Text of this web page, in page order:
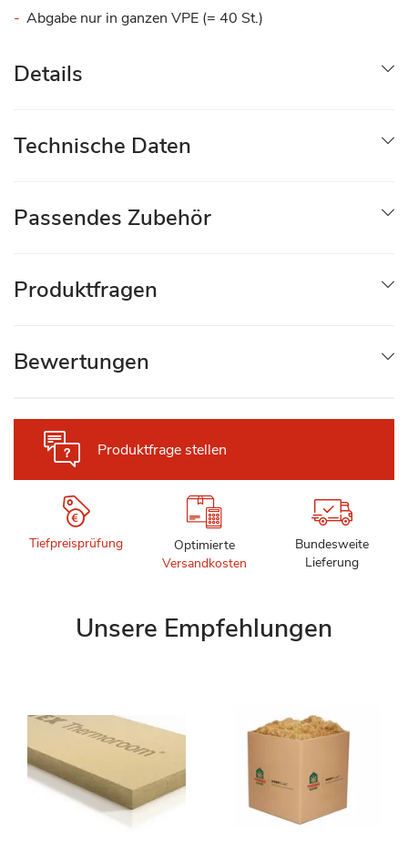
Abgabe nur in ganzen VPE (= 40 St.)
Produktfrage stellen
Tiefpreisprüfung
Optimierte
Versandkosten
Bundesweite
Lieferung
Details
Technische Daten
Passendes Zubehör
Produktfragen
Bewertungen
Unsere Empfehlungen